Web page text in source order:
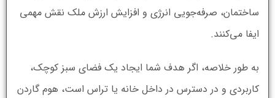
ساختمان، صرفه‌جویی انرژی و افزایش ارزش ملک نقش مهمی
ایفا می‌کنند.
به طور خلاصه، اگر هدف شما ایجاد یک فضای سبز کوچک،
کاربردی و در دسترس در داخل خانه یا تراس است، هوم گاردن